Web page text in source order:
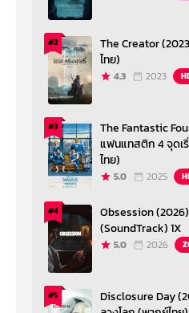
#2
The Creator
ไทย)
4.3 2023
#3
The Fantastic
แฟนแทสติก 4 จุดเ
ไทย)
5.0 2025
#4
Obsession
(SoundTrack) 1X
5.0 2026
#5
Disclosure Day